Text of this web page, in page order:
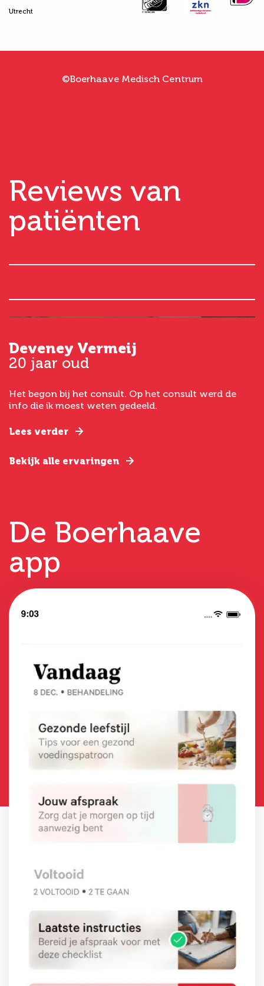
Utrecht
©Boerhaave Medisch Centrum
Reviews van
patiënten
Deveney Vermeij
20 jaar oud
Het begon bij het consult. Op het consult werd de
info die ik moest weten gedeeld.
Lees verder
Bekijk alle ervaringen
De Boerhaave
app